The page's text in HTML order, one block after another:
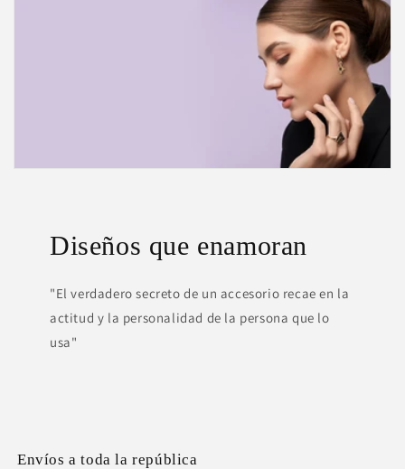
Diseños que enamoran
"El verdadero secreto de un accesorio recae en la
actitud y la personalidad de la persona que lo
usa"
Envíos a toda la república